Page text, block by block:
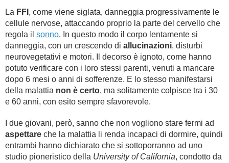
La FFI , come viene siglata, danneggia progressivamente le
cellule nervose, attaccando proprio la parte del cervello che
regola il sonno. In questo modo il corpo lentamente si
danneggia, con un crescendo di allucinazioni, disturbi
neurovegetativi e motori. Il decorso è ignoto, come hanno
potuto verificare con i loro stessi parenti, venuti a mancare
dopo 6 mesi o anni di sofferenze. E lo stesso manifestarsi
della malattia non è certo, ma solitamente colpisce tra i 30
e 60 anni, con esito sempre sfavorevole.
I due giovani, però, sanno che non vogliono stare fermi ad
aspettare che la malattia li renda incapaci di dormire, quindi
entrambi hanno dichiarato che si sottoporranno ad uno
studio pioneristico della University of California, condotto da